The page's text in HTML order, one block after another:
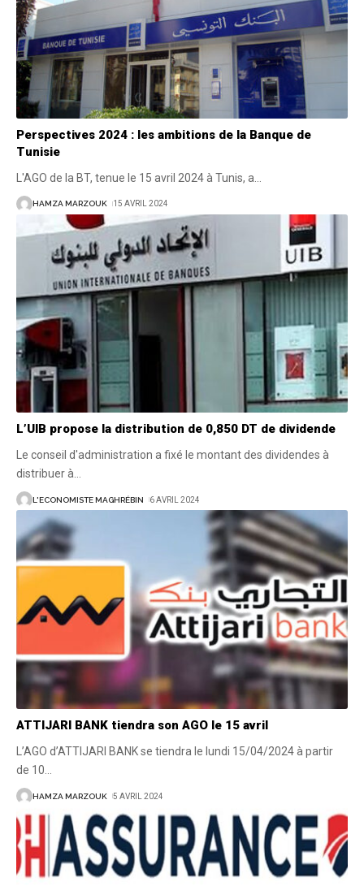
Perspectives 2024 : les ambitions de la Banque de
Tunisie
L'AGO de la BT, tenue le 15 avril 2024 à Tunis, a
HAMZA MARZOUK 15 AVRIL 2024
L’UIB propose la distribution de 0,850 DT de dividende
Le conseil d'administration a fixé le montant des dividendes à
distribuer à…
L'ECONOMISTE MAGHRÉBIN 6 AVRIL 2024
ATTIJARI BANK tiendra son AGO le 15 avril
L’AGO d’ATTIJARI BANK se tiendra le lundi 15/04/2024 à partir
de 10
HAMZA MARZOUK 5 AVRIL 2024